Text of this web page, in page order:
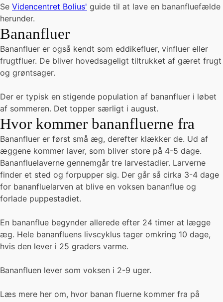
Se Videncentret Bolius' guide til at lave en bananfluefælde
herunder.
Bananfluer
Bananfluer er også kendt som eddikefluer, vinfluer eller
frugtfluer. De bliver hovedsageligt tiltrukket af gæret frugt
og grøntsager.
Der er typisk en stigende population af bananfluer i løbet
af sommeren. Det topper særligt i august.
Hvor kommer bananfluerne fra
Bananfluer er først små æg, derefter klækker de. Ud af
æggene kommer laver, som bliver store på 4-5 dage.
Bananfluelaverne gennemgår tre larvestadier. Larverne
finder et sted og forpupper sig. Der går så cirka 3-4 dage
for bananfluelarven at blive en voksen bananflue og
forlade puppestadiet.
En bananflue begynder allerede efter 24 timer at lægge
æg. Hele bananfluens livscyklus tager omkring 10 dage,
hvis den lever i 25 graders varme.
Bananfluen lever som voksen i 2-9 uger.
Læs mere her om, hvor banan fluerne kommer fra på